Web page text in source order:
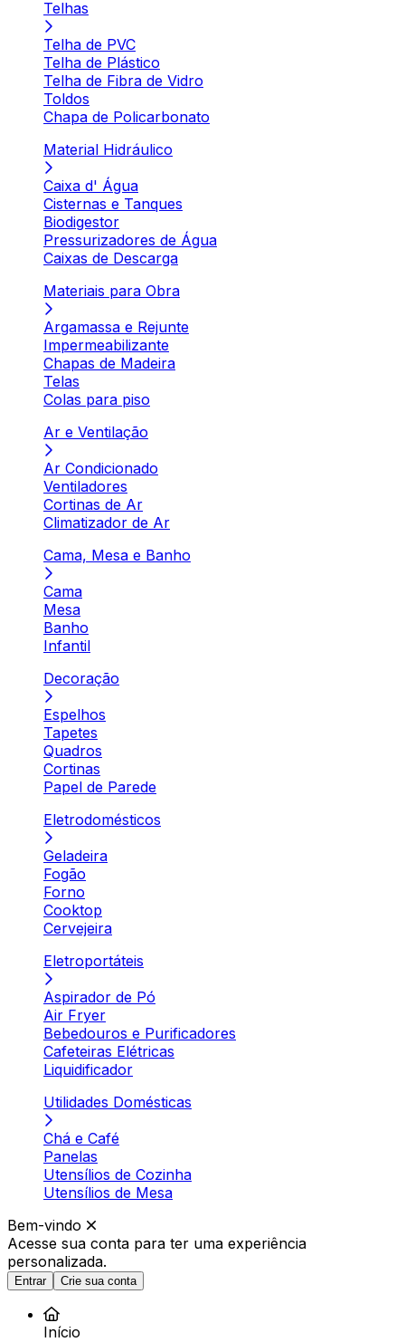
Telhas
Telha de PVC
Telha de Plástico
Telha de Fibra de Vidro
Toldos
Chapa de Policarbonato
Material Hidráulico
Caixa d' Água
Cisternas e Tanques
Biodigestor
Pressurizadores de Água
Caixas de Descarga
Materiais para Obra
Argamassa e Rejunte
Impermeabilizante
Chapas de Madeira
Telas
Colas para piso
Ar e Ventilação
Ar Condicionado
Ventiladores
Cortinas de Ar
Climatizador de Ar
Cama, Mesa e Banho
Cama
Mesa
Banho
Infantil
Decoração
Espelhos
Tapetes
Quadros
Cortinas
Papel de Parede
Eletrodomésticos
Geladeira
Fogão
Forno
Cooktop
Cervejeira
Eletroportáteis
Aspirador de Pó
Air Fryer
Bebedouros e Purificadores
Cafeteiras Elétricas
Liquidificador
Utilidades Domésticas
Chá e Café
Panelas
Utensílios de Cozinha
Utensílios de Mesa
Bem-vindo
Acesse sua conta para ter uma experiência
personalizada.
Entrar Crie sua conta
Início